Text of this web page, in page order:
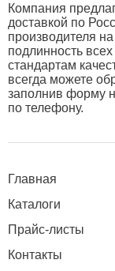
Компания
доставкой по
производителя
подлинность
стандартам
всегда можете
заполнив форму
по телефону.
Главная
Каталоги
Прайс-листы
Контакты